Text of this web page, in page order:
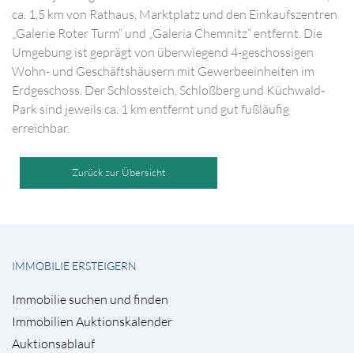
ca. 1,5 km von Rathaus, Marktplatz und den Einkaufszentren
„Galerie Roter Turm“ und „Galeria Chemnitz“ entfernt. Die
Umgebung ist geprägt von überwiegend 4-geschossigen
Wohn- und Geschäftshäusern mit Gewerbeeinheiten im
Erdgeschoss. Der Schlossteich, Schloßberg und Küchwald-
Park sind jeweils ca. 1 km entfernt und gut fußläufig
erreichbar.
Zurück zur Übersicht
IMMOBILIE ERSTEIGERN
Immobilie suchen und finden
Immobilien Auktionskalender
Auktionsablauf